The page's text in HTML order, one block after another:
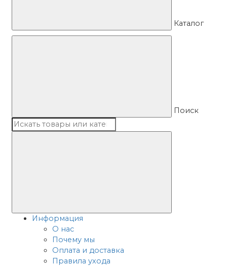
Каталог
Поиск
Информация
О нас
Почему мы
Оплата и доставка
Правила ухода